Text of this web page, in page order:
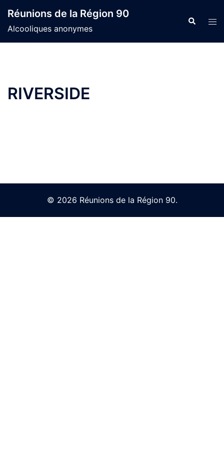
content
Réunions de la Région 90
Alcooliques anonymes
Search
RIVERSIDE
© 2026 Réunions de la Région 90.